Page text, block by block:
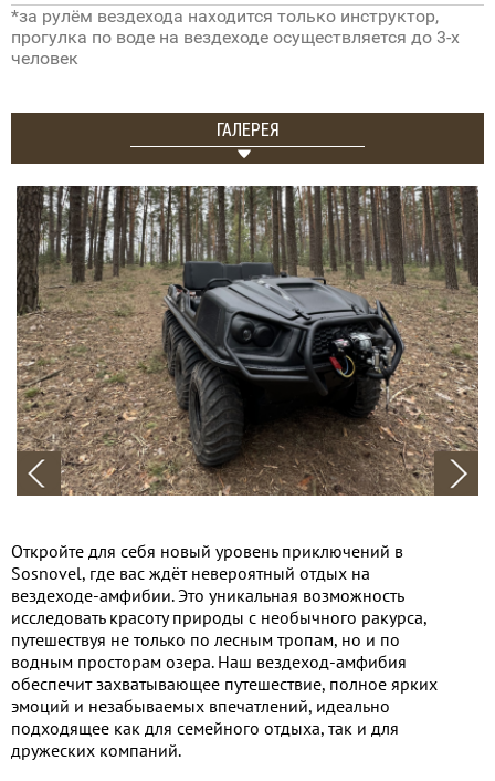
*за рулём вездехода находится только инструктор,
прогулка по воде на вездеходе осуществляется до 3-х
человек
ГАЛЕРЕЯ
Откройте для себя новый уровень приключений в
Sosnovel, где вас ждёт невероятный отдых на
вездеходе-амфибии. Это уникальная возможность
исследовать красоту природы с необычного ракурса,
путешествуя не только по лесным тропам, но и по
водным просторам озера. Наш вездеход-амфибия
обеспечит захватывающее путешествие, полное ярких
эмоций и незабываемых впечатлений, идеально
подходящее как для семейного отдыха, так и для
дружеских компаний.